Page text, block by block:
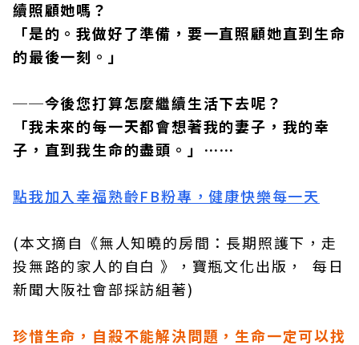
續照顧她嗎？
「是的。我做好了準備，要一直照顧她直到生命
的最後一刻。」
──今後您打算怎麼繼續生活下去呢？
「我未來的每一天都會想著我的妻子，我的幸
子，直到我生命的盡頭。」……
點我加入幸福熟齡FB粉專，健康快樂每一天
(本文摘自《無人知曉的房間：長期照護下，走
投無路的家人的自白 》，寶瓶文化出版， 每日
新聞大阪社會部採訪組著)
珍惜生命，自殺不能解決問題，生命一定可以找
下一則 ＋
50歲後，成為被記得的人！吳若
付，人生更意義非凡